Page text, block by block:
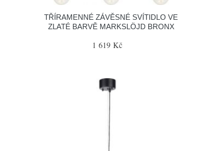
TŘÍRAMENNÉ ZÁVĚSNÉ SVÍTIDLO VE
ZLATÉ BARVĚ MARKSLÖJD BRONX
1 619 Kč